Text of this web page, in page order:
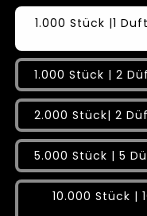
1.000 Stück |1
1.000 Stück | 2
2.000 Stück| 2
5.000 Stück | 5
10.000 Stück |